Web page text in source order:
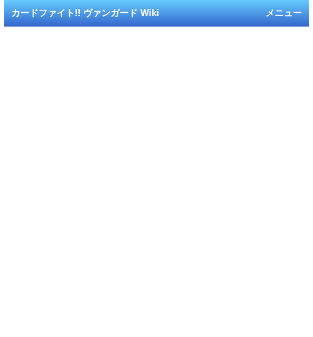
メニュー
カードファイト!! ヴァンガード Wiki